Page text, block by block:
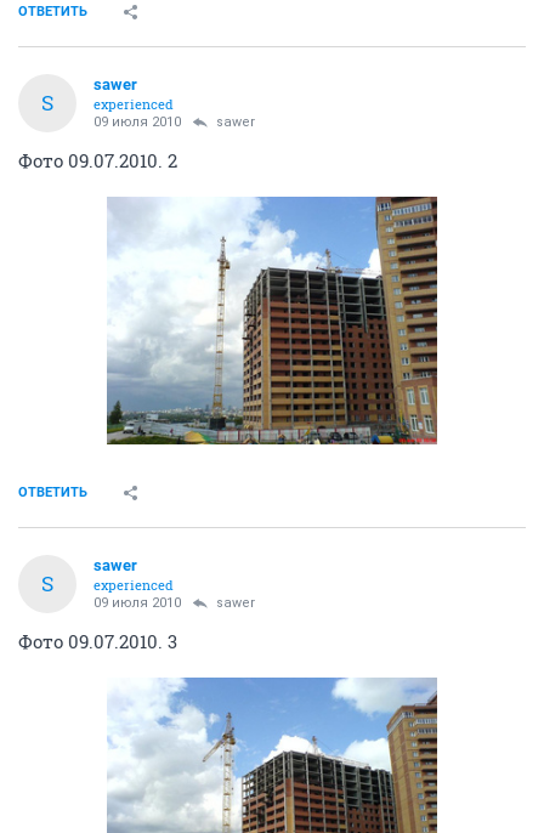
ОТВЕТИТЬ
S
sawer
experienced
09 июля 2010 sawer
Фото 09.07.2010. 2
ОТВЕТИТЬ
S
sawer
experienced
09 июля 2010 sawer
Фото 09.07.2010. 3